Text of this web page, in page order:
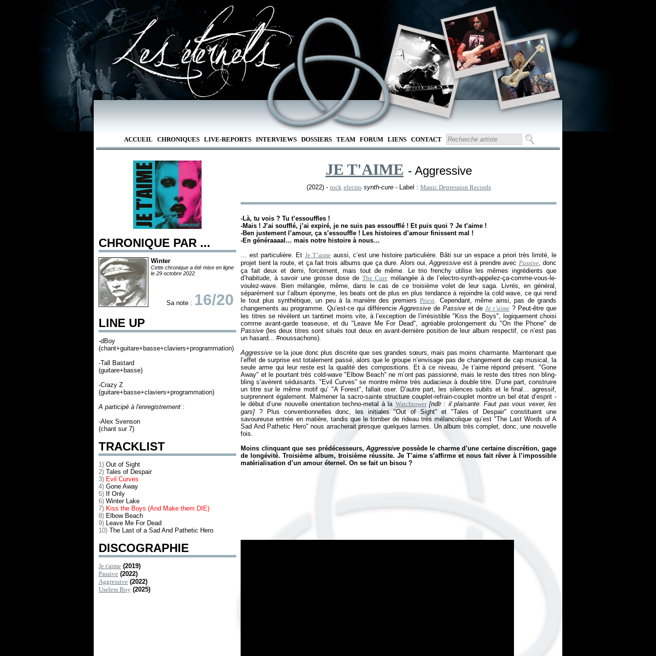
ACCUEIL CHRONIQUES LIVE-REPORTS INTERVIEWS DOSSIERS TEAM FORUM LIENS CONTACT
CHRONIQUE PAR ...
Winter
Cette chronique a été mise en ligne
le 29 octobre 2022
Sa note : 16/20
LINE UP
-dBoy
(chant+guitare+basse+claviers+programmation)
-Tall Bastard
(guitare+basse)
-Crazy Z
(guitare+basse+claviers+programmation)
A participé à l'enregistrement :
-Alex Svenson
(chant sur 7)
TRACKLIST
1) Out of Sight
2) Tales of Despair
3) Evil Curves
4) Gone Away
5) If Only
6) Winter Lake
7) Kiss the Boys (And Make them DIE)
8) Elbow Beach
9) Leave Me For Dead
10) The Last of a Sad And Pathetic Hero
DISCOGRAPHIE
Je t'aime (2019)
Passive (2022)
Aggressive (2022)
Useless Boy (2025)
JE T'AIME - Aggressive
(2022) - rock electro synth-cure- Label : Manic Depression Records
-Là, tu vois ? Tu t’essouffles !
-Mais ! J’ai soufflé, j’ai expiré, je ne suis pas essoufflé ! Et puis quoi ? Je t’aime !
-Ben justement l’amour, ça s’essouffle ! Les histoires d’amour finissent mal !
-En généraaaal… mais notre histoire à nous…
… est particulière. Et Je T’aimeaussi, c’est une histoire particulière. Bâti sur un espace a priori très limité, le
projet tient la route, et ça fait trois albums que ça dure. Alors oui,Aggressive est à prendre avec Passive, donc
ça fait deux et demi, forcément, mais tout de même. Le trio frenchy utilise les mêmes ingrédients que
d’habitude, à savoir une grosse dose deThe Cure mélangée à de l’electro-synth-appelez-ça-comme-vous-le-
voulez-wave. Bien mélangée, même, dans le cas de ce troisième volet de leur saga. Livrés, en général,
séparément sur l’album éponyme, les beats ont de plus en plus tendance à rejoindre la cold wave, ce qui rend
le tout plus synthétique, un peu à la manière des premiersPriest. Cependant, même ainsi, pas de grands
changements au programme. Qu’est-ce qui différencieAggressive de Passive et de Je t’aime? Peut-être que
les titres se révèlent un tantinet moins vite, à l’exception de l’irrésistible "Kiss the Boys", logiquement choisi
comme avant-garde teaseuse, et du "Leave Me For Dead", agréable prolongement du "On the Phone" de
Passive(les deux titres sont situés tout deux en avant-dernière position de leur album respectif, ce n’est pas
un hasard... #noussachons).
Aggressive se la joue donc plus discrète que ses grandes sœurs, mais pas moins charmante. Maintenant que
l’effet de surprise est totalement passé, alors que le groupe n’envisage pas de changement de cap musical, la
seule arme qui leur reste est la qualité des compositions. Et à ce niveau, Je t’aime répond présent. "Gone
Away" et le pourtant très cold-wave "Elbow Beach" ne m’ont pas passionné, mais le reste des titres non bling-
bling s’avèrent séduisants. "Evil Curves" se montre même très audacieux à double titre. D’une part, construire
un titre sur le même motif qu’ "A Forest", fallait oser. D’autre part, les silences subits et le final… agressif,
surprennent également. Malmener la sacro-sainte structure couplet-refrain-couplet montre un bel état d’esprit -
le début d’une nouvelle orientation techno-metal à la Watchtower [ndlr : il plaisante. Faut pas vous vexer, les
gars] ? Plus conventionnelles donc, les initiales "Out of Sight" et "Tales of Despair" constituent une
savoureuse entrée en matière, tandis que le tomber de rideau très mélancolique qu’est "The Last Words of A
Sad And Pathetic Hero" nous arracherait presque quelques larmes. Un album très complet, donc, une nouvelle
fois.
Moins clinquant que ses prédécesseurs,Aggressive possède le charme d’une certaine discrétion, gage
de longévité. Troisième album, troisième réussite. Je T’aime s’affirme et nous fait rêver à l’impossible
matérialisation d’un amour éternel. On se fait un bisou ?